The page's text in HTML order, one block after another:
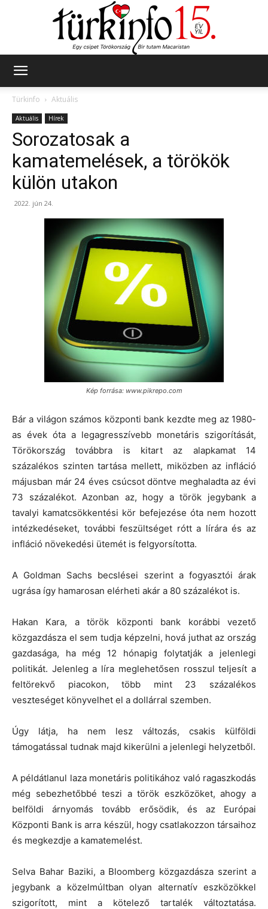
Türkinfo
Aktuális
Aktuális Hírek
Sorozatosak a
kamatemelések, a törökök
külön utakon
2022. jún 24.
Kép forrása: www.pikrepo.com
Bár a világon számos központi bank kezdte meg az 1980-
as évek óta a legagresszívebb monetáris szigorítását,
Törökország továbbra is kitart az alapkamat 14
százalékos szinten tartása mellett, miközben az infláció
májusban már 24 éves csúcsot döntve meghaladta az évi
73 százalékot. Azonban az, hogy a török jegybank a
tavalyi kamatcsökkentési kör befejezése óta nem hozott
intézkedéseket, további feszültséget rótt a lírára és az
infláció növekedési ütemét is felgyorsította.
A Goldman Sachs becslései szerint a fogyasztói árak
ugrása így hamarosan elérheti akár a 80 százalékot is.
Hakan Kara, a török központi bank korábbi vezető
közgazdásza el sem tudja képzelni, hová juthat az ország
gazdasága, ha még 12 hónapig folytatják a jelenlegi
politikát. Jelenleg a líra meglehetősen rosszul teljesít a
feltörekvő piacokon, több mint 23 százalékos
veszteséget könyvelhet el a dollárral szemben.
Úgy látja, ha nem lesz változás, csakis külföldi
támogatással tudnak majd kikerülni a jelenlegi helyzetből.
A példátlanul laza monetáris politikához való ragaszkodás
még sebezhetőbbé teszi a török eszközöket, ahogy a
belföldi árnyomás tovább erősödik, és az Európai
Központi Bank is arra készül, hogy csatlakozzon társaihoz
és megkezdje a kamatemelést.
Selva Bahar Baziki, a Bloomberg közgazdásza szerint a
jegybank a közelmúltban olyan alternatív eszközökkel
szigorított, mint a kötelező tartalék változtatása.